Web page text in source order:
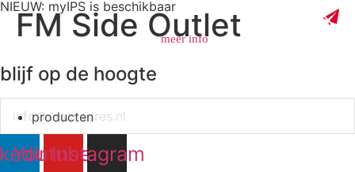
NIEUW: myIPS is beschikbaar
meer info
sluiten
producten
FM Side Outlet
blijf op de hoogte
YoutubeInstagram